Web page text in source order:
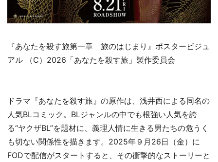
『あなたを殺す旅第一章 旅のはじまり』ポスタービジュ
アル （C）2026「あなたを殺す旅」製作委員会
ドラマ『あなたを殺す旅』の原作は、浅井西による同名の
人気BLコミック。BLジャンルの中でも根強い人気を誇
る“ヤクザBL”を題材に、義理人情に生きる男たちの危うく
も切ない関係性を描きます。2025年９月26日（金）に
FODで配信がスタートすると、その衝撃的なストーリーと